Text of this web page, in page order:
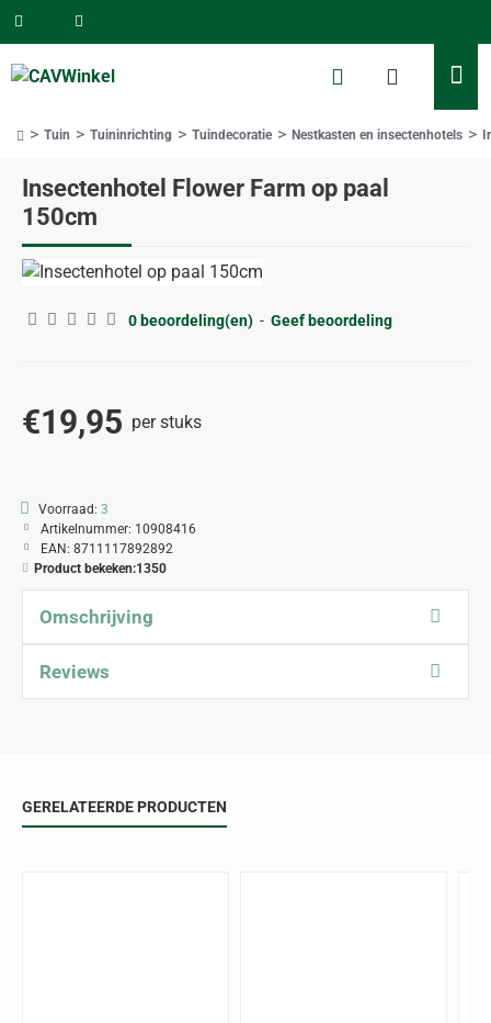
Insectenhotel Flower Farm op paal
150cm
Tuin Tuininrichting Tuindecoratie Nestkasten en insectenhotels
0 beoordeling(en) - Geef beoordeling
€19,95 per stuks
Voorraad: 3
Artikelnummer: 10908416
EAN: 8711117892892
Product bekeken:1350
Omschrijving
Reviews
GERELATEERDE PRODUCTEN